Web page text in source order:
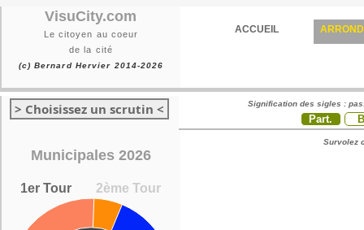
VisuCity.com
Le citoyen au coeur
de la cité
(c) Bernard Hervier 2014-2026
ACCUEIL
> Choisissez un scrutin <
Municipales 2026
1er Tour 2ème Tour
Signification des sigles :
Part.
Survolez